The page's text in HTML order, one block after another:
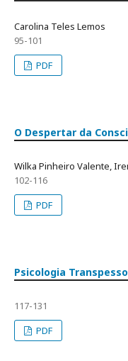
Carolina Teles Lemos
95-101
PDF
O Despertar da
Wilka Pinheiro Valente,
102-116
PDF
Psicologia
117-131
PDF